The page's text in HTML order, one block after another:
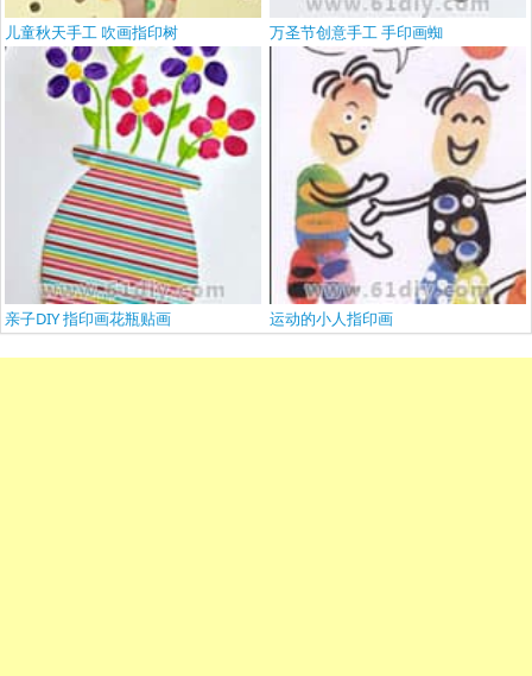
儿童秋天手工 吹画指印树 万圣节创意手工 手印画蜘
亲子DIY 指印画花瓶贴画 运动的小人指印画